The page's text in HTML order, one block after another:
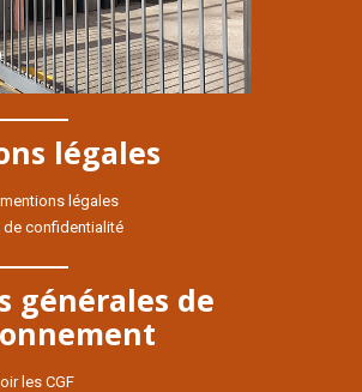
légales
légales
de confidentialité
générales de
les CGF